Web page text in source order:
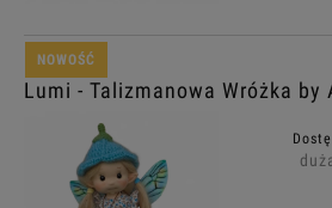
Lumi - Talizmanowa Wróżka by
NOWOŚĆ